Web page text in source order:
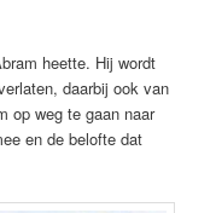
heette. Hij wordt
daarbij ook van
op weg te gaan naar
en de belofte dat